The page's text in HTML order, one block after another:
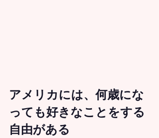
アメリカには、何歳にな
っても好きなことをする
自由がある